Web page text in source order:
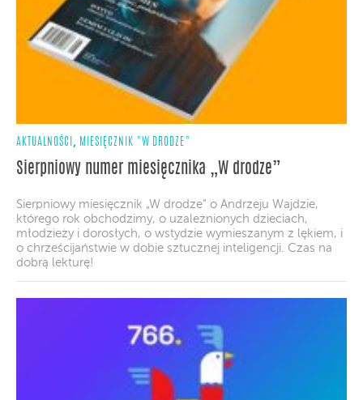
AKTUALNOŚCI , MIESIĘCZNIK "W DRODZE"
Sierpniowy numer miesięcznika „W drodze”
Sierpniowy miesięcznik „W drodze” o Andrzeju Wajdzie,
którego rok obchodzimy, o uzależnionych dzieciach,
młodzieży i dorosłych, o wstydzie wymieszanym z lękiem, i
o chrześcijaństwie w dobie sztucznej inteligencji. Czas na
dobrą lekturę!